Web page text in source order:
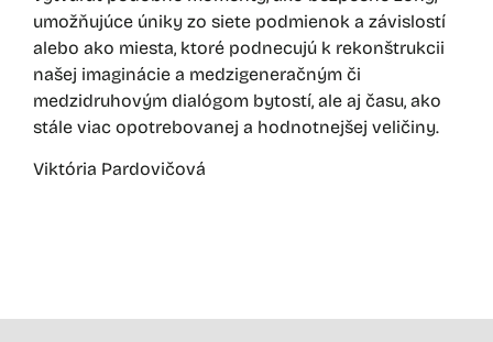
umožňujúce úniky zo siete podmienok a závislostí
alebo ako miesta, ktoré podnecujú k rekonštrukcii
našej imaginácie a medzigeneračným či
medzidruhovým dialógom bytostí, ale aj času, ako
stále viac opotrebovanej a hodnotnejšej veličiny.
Viktória Pardovičová